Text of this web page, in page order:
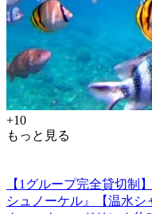
+10
もっと見る
【1グループ完全貸切制
シュノーケル』【温水シ